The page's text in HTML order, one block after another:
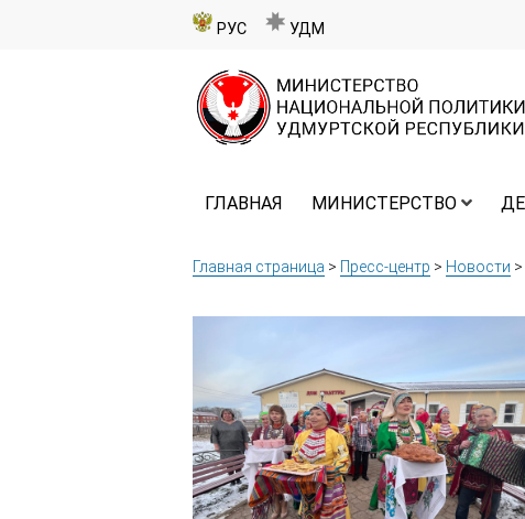
РУС УДМ
ГЛАВНАЯ МИНИСТЕРСТВО
Главная страница > Пресс-центр > Новости >